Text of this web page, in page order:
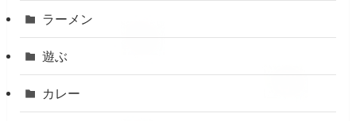
ラーメン
遊ぶ
カレー